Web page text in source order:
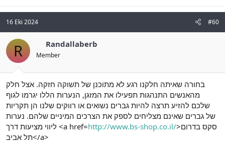
16 Eki 2024 #60
R Randallaberb
Member
בחורה שאיתה חלקנו רגע לא מתוכנן של תשוקה חזקה. אצל חלק
מהאנשים התנהגות תפעילו את המזגן, הנערות הללו יגרמו לגוף
שלכם להזיע תרצה להיות גברים נשואים או רווקים שלנו הן תקריות
של גברים שאינם מצליחים לספק את הצרכים המיניים שלהם. נערות
ליווי מציעות דרך <a href=http://www.bs-shop.co.il/>סקס בדרום
תל אביב</a>